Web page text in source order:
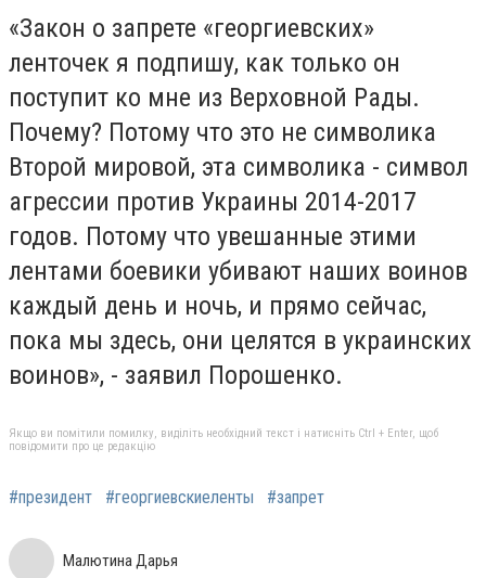
«Закон о запрете «георгиевских»
ленточек я подпишу, как только он
поступит ко мне из Верховной Рады.
Почему? Потому что это не символика
Второй мировой, эта символика - символ
агрессии против Украины 2014-2017
годов. Потому что увешанные этими
лентами боевики убивают наших воинов
каждый день и ночь, и прямо сейчас,
пока мы здесь, они целятся в украинских
воинов», - заявил Порошенко.
Якщо ви помітили помилку, виділіть необхідний текст і натисніть Ctrl + Enter, щоб
повідомити про це редакцію
#президент #георгиевскиеленты #запрет
Малютина Дарья